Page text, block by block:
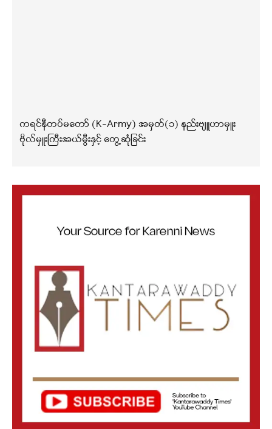
ကရင်နီတပ်မတော် (K-Army) အမှတ်(၁) နည်းဗျူဟာမှူး
ဗိုလ်မှူးကြီးအယ်မွီးနှင့် တွေ့ဆုံခြင်း